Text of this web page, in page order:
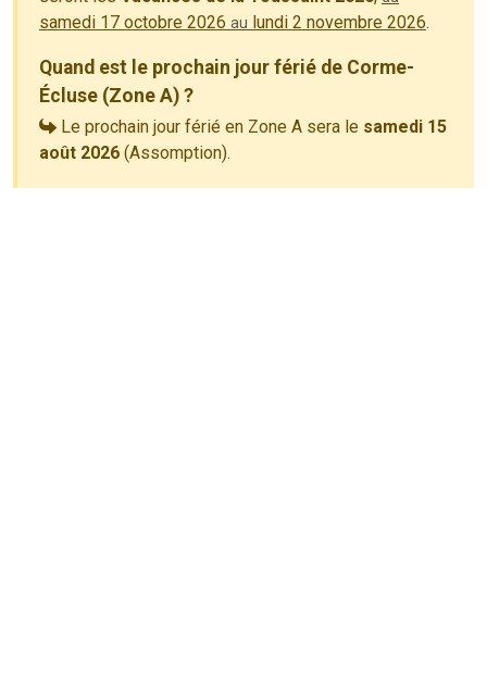
samedi 17 octobre 2026 au lundi 2 novembre 2026.
Quand est le prochain jour férié de Corme-
Écluse (Zone A) ?
Le prochain jour férié en Zone A sera le samedi 15
août 2026 (Assomption).